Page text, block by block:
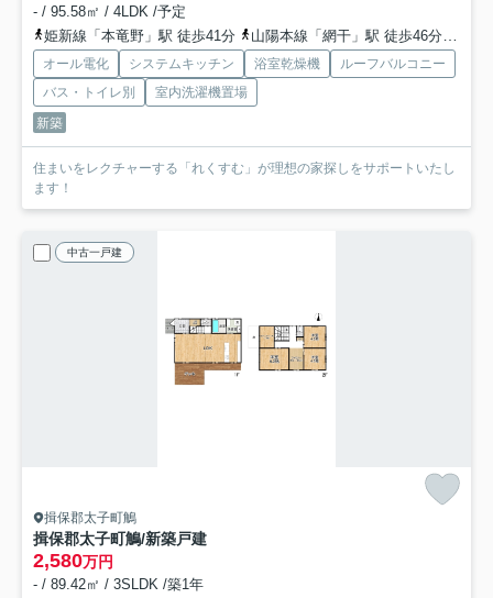
- / 95.58㎡ / 4LDK /予定
姫新線「本竜野」駅 徒歩41分
山陽本線「網干」駅 徒歩46分
オール電化 システムキッチン 浴室乾燥機
ルーフバルコニー
バス・トイレ別
室内洗濯機置場
新築
住まいをレクチャーする「れくすむ」が理想の家探しをサポートいたし
ます！
中古一戸建
揖保郡太子町鵤
揖保郡太子町鵤/新築戸建
2,580万円
- / 89.42㎡ / 3SLDK /築1年